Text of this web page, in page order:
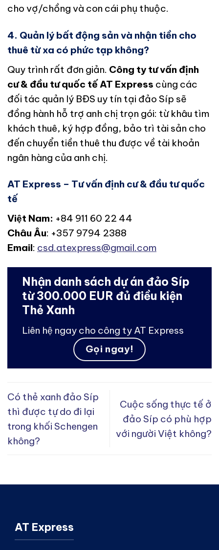
cho vợ/chồng và con cái phụ thuộc.
4. Quản lý bất động sản và nhận tiền cho
thuê từ xa có phức tạp không?
Quy trình rất đơn giản. Công ty tư vấn định
cư & đầu tư quốc tế AT Express cùng các
đối tác quản lý BĐS uy tín tại đảo Síp sẽ
đồng hành hỗ trợ anh chị trọn gói: từ khâu tìm
khách thuê, ký hợp đồng, bảo trì tài sản cho
đến chuyển tiền thuê thu được về tài khoản
ngân hàng của anh chị.
AT Express – Tư vấn định cư & đầu tư quốc
tế
Việt Nam: +84 911 60 22 44
Châu Âu: +357 9794 2388
Email: csd.atexpress@gmail.com
Nhận danh sách dự án đảo Síp
từ 300.000 EUR đủ điều kiện
Thẻ Xanh
Liên hệ ngay cho công ty AT Express
Gọi ngay!
Có thẻ xanh đảo Síp
thì được tự do đi lại
trong khối Schengen
không?
Cuộc sống thực tế ở
đảo Síp có phù hợp
với người Việt không?
AT Express